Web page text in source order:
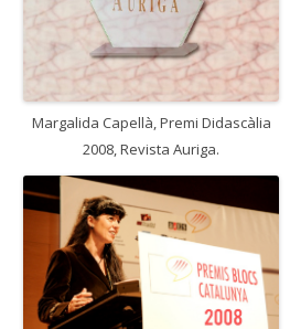
Margalida Capellà, Premi Didascàlia
2008, Revista Auriga.